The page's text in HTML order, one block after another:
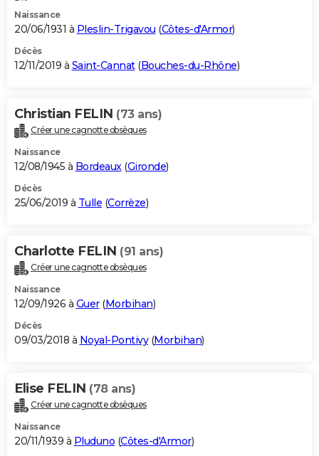
Naissance
20/06/1931 à Pleslin-Trigavou (Côtes-d'Armor)
Décès
12/11/2019 à Saint-Cannat(Bouches-du-Rhône)
Christian FELIN (73 ans)
Créer une cagnotte obsèques
Naissance
12/08/1945 à Bordeaux(Gironde)
Décès
25/06/2019 à Tulle (Corrèze)
Charlotte FELIN (91 ans)
Créer une cagnotte obsèques
Naissance
12/09/1926 à Guer(Morbihan)
Décès
09/03/2018 à Noyal-Pontivy(Morbihan)
Elise FELIN (78 ans)
Créer une cagnotte obsèques
Naissance
20/11/1939 à Pluduno (Côtes-d'Armor)